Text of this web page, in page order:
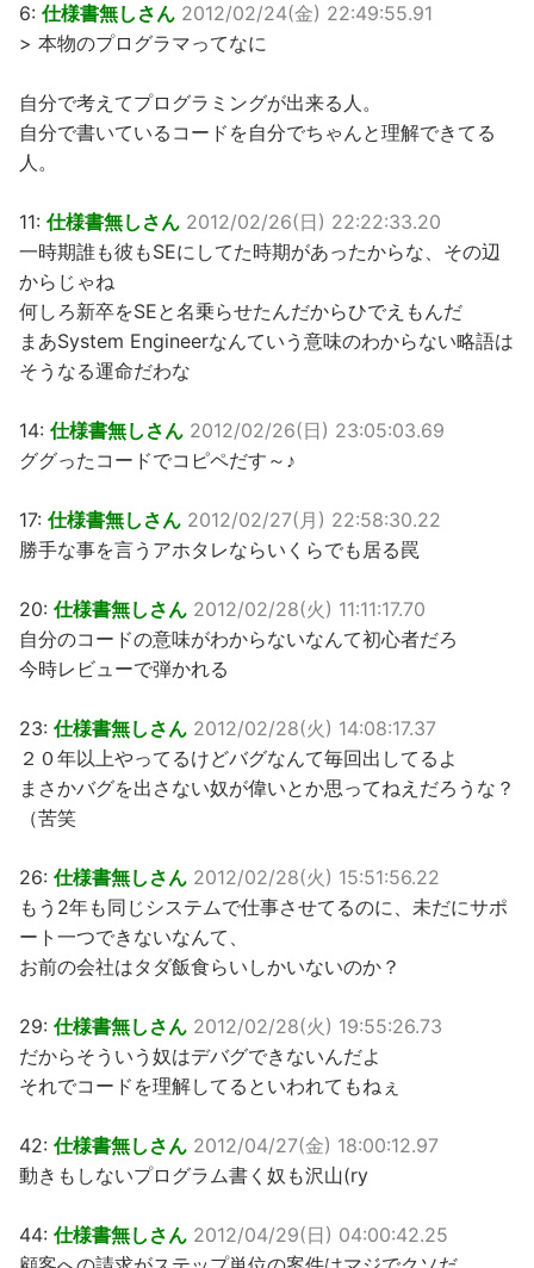
6: 仕様書無しさん 2012/02/24(金) 22:49:55.91
> 本物のプログラマってなに
自分で考えてプログラミングが出来る人。
自分で書いているコードを自分でちゃんと理解できてる
人。
11: 仕様書無しさん 2012/02/26(日) 22:22:33.20
一時期誰も彼もSEにしてた時期があったからな、その辺
からじゃね
何しろ新卒をSEと名乗らせたんだからひでえもんだ
まあSystem Engineerなんていう意味のわからない略語は
そうなる運命だわな
14: 仕様書無しさん 2012/02/26(日) 23:05:03.69
ググったコードでコピペだす～♪
17: 仕様書無しさん 2012/02/27(月) 22:58:30.22
勝手な事を言うアホタレならいくらでも居る罠
20: 仕様書無しさん 2012/02/28(火) 11:11:17.70
自分のコードの意味がわからないなんて初心者だろ
今時レビューで弾かれる
23: 仕様書無しさん 2012/02/28(火) 14:08:17.37
２０年以上やってるけどバグなんて毎回出してるよ
まさかバグを出さない奴が偉いとか思ってねえだろうな？
（苦笑
26: 仕様書無しさん 2012/02/28(火) 15:51:56.22
もう2年も同じシステムで仕事させてるのに、未だにサポ
ート一つできないなんて、
お前の会社はタダ飯食らいしかいないのか？
29: 仕様書無しさん 2012/02/28(火) 19:55:26.73
だからそういう奴はデバグできないんだよ
それでコードを理解してるといわれてもねぇ
42: 仕様書無しさん 2012/04/27(金) 18:00:12.97
動きもしないプログラム書く奴も沢山(ry
44: 仕様書無しさん 2012/04/29(日) 04:00:42.25